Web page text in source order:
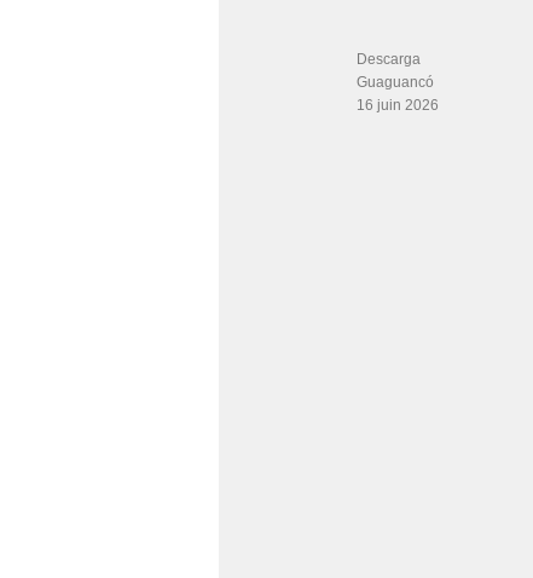
Descarga
Guaguancó
16 juin 2026